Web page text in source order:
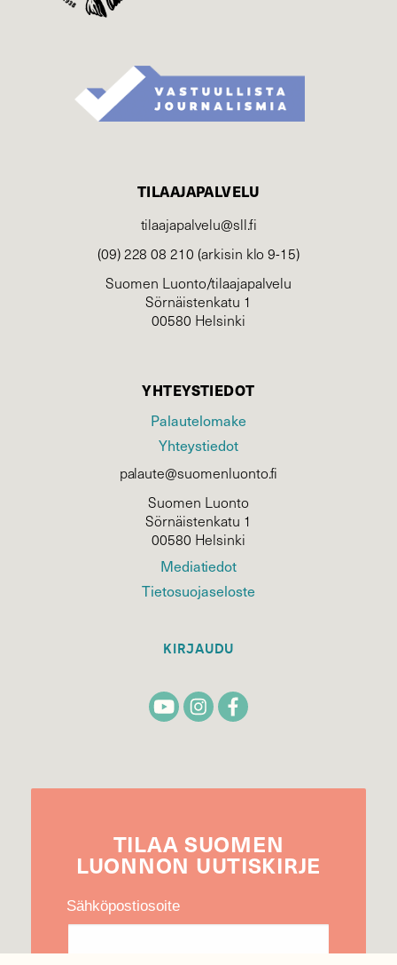
TILAAJAPALVELU
tilaajapalvelu@sll.fi
(09) 228 08 210 (arkisin klo 9-15)
Suomen Luonto/tilaajapalvelu
Sörnäistenkatu 1
00580 Helsinki
YHTEYSTIEDOT
Palautelomake
Yhteystiedot
palaute@suomenluonto.fi
Suomen Luonto
Sörnäistenkatu 1
00580 Helsinki
Mediatiedot
Tietosuojaseloste
KIRJAUDU
TILAA SUOMEN
LUONNON UUTIS­KIRJE
Sähköpostiosoite